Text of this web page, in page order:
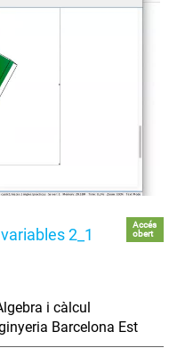
2_1
Accés
obert
i càlcul
Barcelona Est